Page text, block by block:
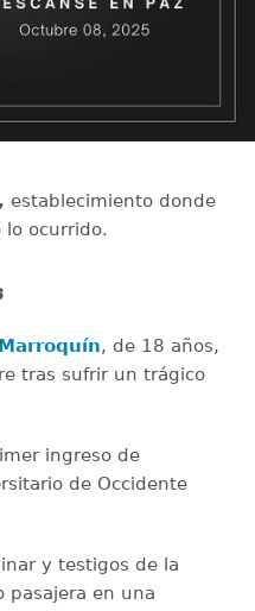
establecimiento donde
ocurrido.
, de 18 años,
tras sufrir un trágico
ingreso de
de Occidente
y testigos de la
pasajera en una